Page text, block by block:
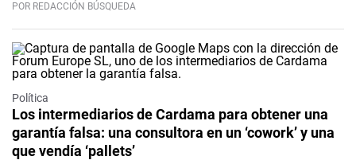
POR REDACCIÓN BÚSQUEDA
Política
Los intermediarios de Cardama para obtener una
garantía falsa: una consultora en un ‘cowork’ y una
que vendía ‘pallets’